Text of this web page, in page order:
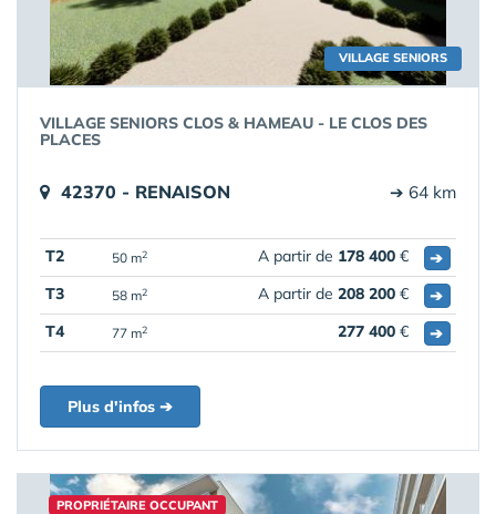
VILLAGE SENIORS
VILLAGE SENIORS CLOS & HAMEAU - LE CLOS DES
PLACES
42370 - RENAISON ➔ 64 km
T2 50 m2 A partir de 178 400 €
➔
T3
58 m2 A partir de 208 200 €
➔
T4
77 m2 277 400 € ➔
Plus d'infos ➔
PROPRIÉTAIRE OCCUPANT